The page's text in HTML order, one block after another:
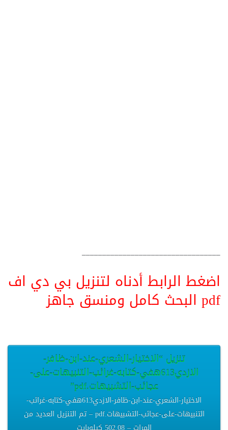
__________________________________
اضغط الرابط أدناه لتنزيل بي دي اف
pdf البحث كامل ومنسق جاهز
تنزيل “الاختيار-الشعري-عند-ابن-ظافر-
الازدي613هفي-كتابه-غرائب-التنبيهات-على-
عجائب-التشبيهات.pdf”
الاختيار-الشعري-عند-ابن-ظافر-الازدي613هفي-كتابه-غرائب-
التنبيهات-على-عجائب-التشبيهات.pdf – تم التنزيل العديد من